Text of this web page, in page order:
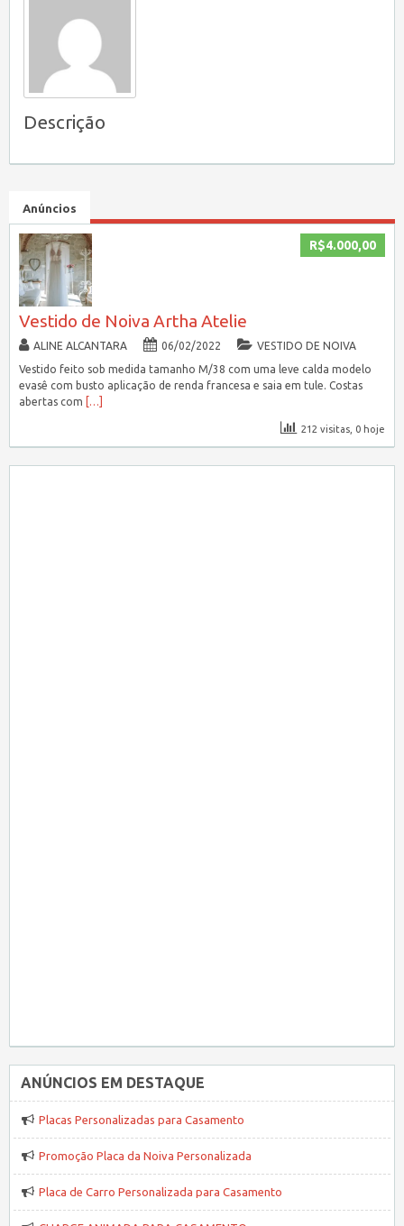
Descrição
Anúncios
R$4.000,00
Vestido de Noiva Artha Atelie
ALINE ALCANTARA 06/02/2022
VESTIDO DE NOIVA
Vestido feito sob medida tamanho M/38 com uma leve calda modelo
evasê com busto aplicação de renda francesa e saia em tule. Costas
abertas com
[…]
212 visitas, 0 hoje
ANÚNCIOS EM DESTAQUE
Placas Personalizadas para Casamento
Promoção Placa da Noiva Personalizada
Placa de Carro Personalizada para Casamento